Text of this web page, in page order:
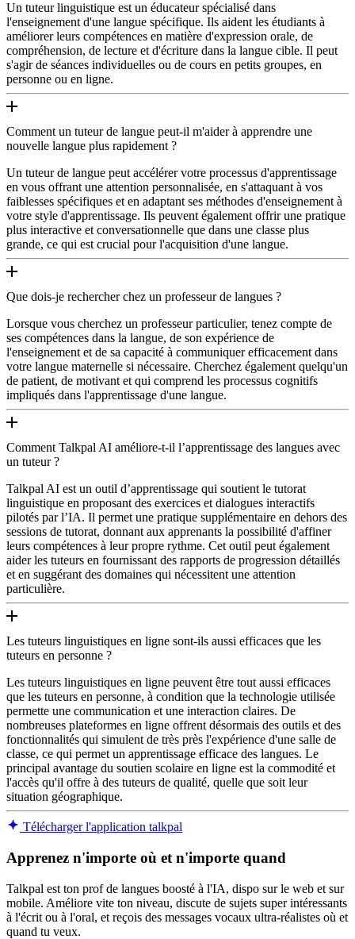
Un tuteur linguistique est un éducateur spécialisé dans
l'enseignement d'une langue spécifique. Ils aident les étudiants à
améliorer leurs compétences en matière d'expression orale, de
compréhension, de lecture et d'écriture dans la langue cible. Il peut
s'agir de séances individuelles ou de cours en petits groupes, en
personne ou en ligne.
Comment un tuteur de langue peut-il m'aider à apprendre une
nouvelle langue plus rapidement ?
Un tuteur de langue peut accélérer votre processus d'apprentissage
en vous offrant une attention personnalisée, en s'attaquant à vos
faiblesses spécifiques et en adaptant ses méthodes d'enseignement à
votre style d'apprentissage. Ils peuvent également offrir une pratique
plus interactive et conversationnelle que dans une classe plus
grande, ce qui est crucial pour l'acquisition d'une langue.
Que dois-je rechercher chez un professeur de langues ?
Lorsque vous cherchez un professeur particulier, tenez compte de
ses compétences dans la langue, de son expérience de
l'enseignement et de sa capacité à communiquer efficacement dans
votre langue maternelle si nécessaire. Cherchez également quelqu'un
de patient, de motivant et qui comprend les processus cognitifs
impliqués dans l'apprentissage d'une langue.
Comment Talkpal AI améliore-t-il l’apprentissage des langues avec
un tuteur ?
Talkpal AI est un outil d’apprentissage qui soutient le tutorat
linguistique en proposant des exercices et dialogues interactifs
pilotés par l’IA. Il permet une pratique supplémentaire en dehors des
sessions de tutorat, donnant aux apprenants la possibilité d'affiner
leurs compétences à leur propre rythme. Cet outil peut également
aider les tuteurs en fournissant des rapports de progression détaillés
et en suggérant des domaines qui nécessitent une attention
particulière.
Les tuteurs linguistiques en ligne sont-ils aussi efficaces que les
tuteurs en personne ?
Les tuteurs linguistiques en ligne peuvent être tout aussi efficaces
que les tuteurs en personne, à condition que la technologie utilisée
permette une communication et une interaction claires. De
nombreuses plateformes en ligne offrent désormais des outils et des
fonctionnalités qui simulent de très près l'expérience d'une salle de
classe, ce qui permet un apprentissage efficace des langues. Le
principal avantage du soutien scolaire en ligne est la commodité et
l'accès qu'il offre à des tuteurs de qualité, quelle que soit leur
situation géographique.
Télécharger l'application talkpal
Apprenez n'importe où et n'importe quand
Talkpal est ton prof de langues boosté à l'IA, dispo sur le web et sur
mobile. Améliore vite ton niveau, discute de sujets super intéressants
à l'écrit ou à l'oral, et reçois des messages vocaux ultra-réalistes où et
quand tu veux.